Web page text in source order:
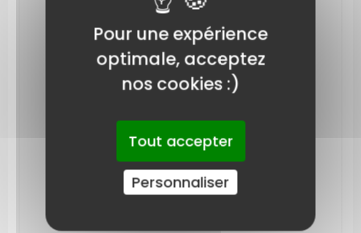
Pour une expérience
optimale, acceptez
nos cookies :)
Tout accepter
Personnaliser